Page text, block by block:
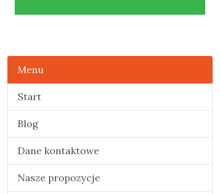
Menu
Start
Blog
Dane kontaktowe
Nasze propozycje